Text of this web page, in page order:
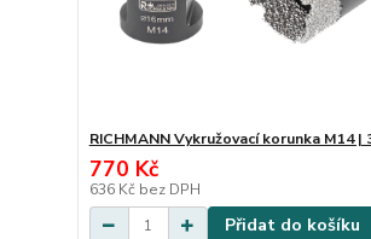
RICHMANN Vykružovací korunka M14 |
770 Kč
636 Kč bez DPH
Přidat do košíku